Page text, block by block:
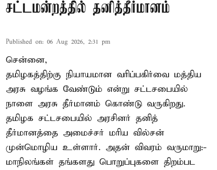
சட்டமன்றத்தில் தனித்தீர்மானம்
Published on: 06 Aug 2026, 2:31 pm
சென்னை,
தமிழகத்திற்கு நியாயமான வரிப்பகிர்வை மத்திய
அரசு வழங்க வேண்டும் என்று சட்டசபையில்
நாளை அரசு தீர்மானம் கொண்டு வருகிறது.
தமிழக சட்டசபையில் அரசினர் தனித்
தீர்மானத்தை அமைச்சர் மரிய வில்சன்
முன்மொழிய உள்ளார். அதன் விவரம் வருமாறு:-
மாநிலங்கள் தங்களது பொறுப்புகளை திறம்பட